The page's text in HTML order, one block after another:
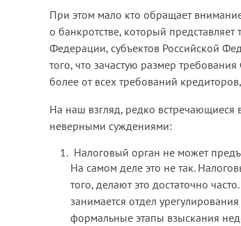
При этом мало кто обращает
о банкротстве, который
Федерации, субъектов Российской
того, что зачастую размер
более от всех требований
На наш взгляд, редко
неверными суждениями:
Налоговый орган не может
На самом деле это не так.
того, делают это достаточно
занимается отдел
формальные этапы взыскания